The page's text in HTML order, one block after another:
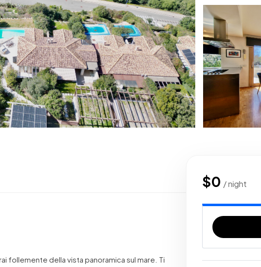
follemente della vista panoramica sul mare. Ti
$0 / night